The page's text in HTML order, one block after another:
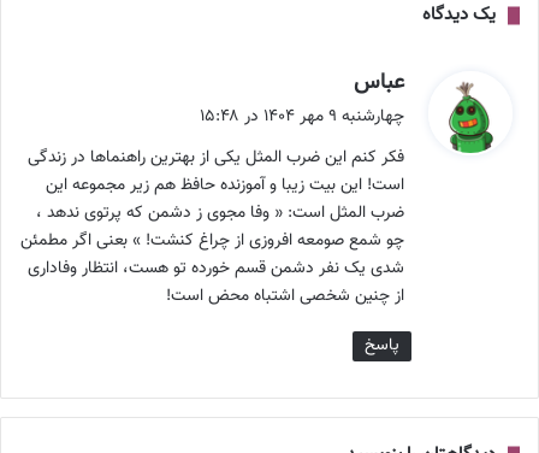
یک دیدگاه
عباس
ف
:
چهارشنبه ۹ مهر ۱۴۰۴ در ۱۵:۴۸
فکر کنم این ضرب المثل یکی از بهترین راهنماها در زندگی
است! این بیت زیبا و آموزنده حافظ هم زیر مجموعه این
ضرب المثل است: « وفا مجوی ز دشمن که پرتوی ندهد ،
چو شمع صومعه افروزی از چراغ کنشت! » بعنی اگر مطمئن
شدی یک نفر دشمن قسم خورده تو هست، انتظار وفاداری
از چنین شخصی اشتباه محض است!
پاسخ